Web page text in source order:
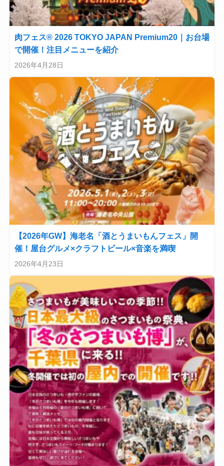
肉フェス® 2026 TOKYO JAPAN Premium20｜お台場
で開催！注目メニューを紹介
2026年4月28日
【2026年GW】海老名「酒とうまいもんフェス」開
催！屋台グルメ×クラフトビール×音楽を満喫
2026年4月23日